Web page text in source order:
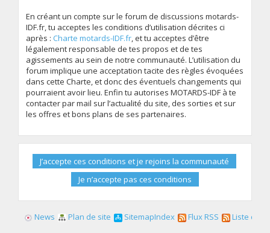
En créant un compte sur le forum de discussions motards-
IDF.fr, tu acceptes les conditions d’utilisation décrites ci
après : Charte motards-IDF.fr, et tu acceptes d’être
légalement responsable de tes propos et de tes
agissements au sein de notre communauté. L’utilisation du
forum implique une acceptation tacite des règles évoquées
dans cette Charte, et donc des éventuels changements qui
pourraient avoir lieu. Enfin tu autorises MOTARDS-IDF à te
contacter par mail sur l’actualité du site, des sorties et sur
les offres et bons plans de ses partenaires.
News Plan de site SitemapIndex Flux RSS Liste des